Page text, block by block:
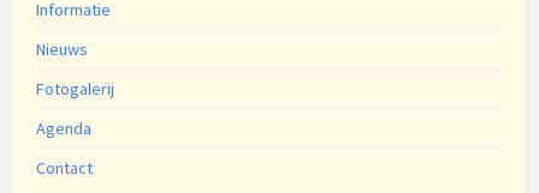
Informatie
Nieuws
Fotogalerij
Agenda
Contact